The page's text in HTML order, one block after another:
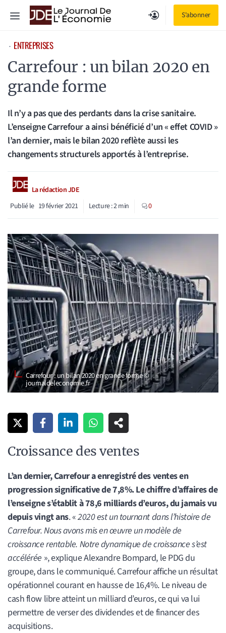
S'abonner
Menu
⋅ ENTREPRISES
Carrefour : un bilan 2020 en
grande forme
Il n’y a pas que des perdants dans la crise sanitaire.
L’enseigne Carrefour a ainsi bénéficié d’un « effet COVID »
l’an dernier, mais le bilan 2020 reflète aussi les
changements structurels apportés à l’entreprise.
La rédaction JDE
Publié le 19 février 2021 Lecture :2min 0
Carrefour : un bilan 2020 en grande forme ©
journaldeleconomie.fr
Croissance des ventes
L’an dernier, Carrefour a enregistré des ventes en
progression significative de 7,8%. Le chiffre d’affaires de
l’enseigne s’établit à 78,6 milliards d’euros, du jamais vu
depuis vingt ans. «2020 est un tournant dans l’histoire de
Carrefour. Nous avons mis en œuvre un modèle de
croissance rentable. Notre dynamique de croissance s’est
accélérée », explique Alexandre Bompard, le PDG du
groupe, dans le communiqué. Carrefour affiche un résultat
opérationnel courant en hausse de 16,4%. Le niveau de
cash flow libre atteint un milliard d’euros, ce qui va lui
permettre de verser des dividendes et de financer des
acquisitions.